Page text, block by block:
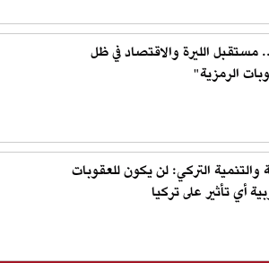
مستقبل الليرة والاقتصاد في ظل
الرمزية"
والتنمية التركي: لن يكون للعقوبات
أي تأثير على تركيا